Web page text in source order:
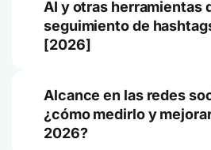
AI y otras herramientas
seguimiento de
[2026]
Alcance en las redes
¿cómo medirlo y
2026?